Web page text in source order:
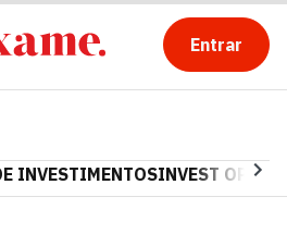
Entrar
INVESTIMENTOSINVEST OPINA